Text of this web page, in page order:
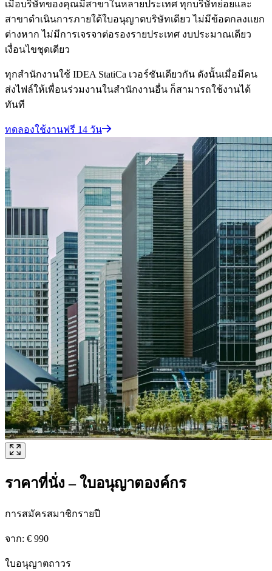
เมื่อบริษัทของคุณมีสาขาในหลายประเทศ ทุกบริษัทย่อยและ
สาขาดำเนินการภายใต้ใบอนุญาตบริษัทเดียว ไม่มีข้อตกลงแยก
ต่างหาก ไม่มีการเจรจาต่อรองรายประเทศ งบประมาณเดียว
เงื่อนไขชุดเดียว
ทุกสำนักงานใช้ IDEA StatiCa เวอร์ชันเดียวกัน ดังนั้นเมื่อมีคน
ส่งไฟล์ให้เพื่อนร่วมงานในสำนักงานอื่น ก็สามารถใช้งานได้
ทันที
ทดลองใช้งานฟรี 14 วัน
ราคาที่นั่ง – ใบอนุญาตองค์กร
การสมัครสมาชิกรายปี
จาก: € 990
ใบอนุญาตถาวร